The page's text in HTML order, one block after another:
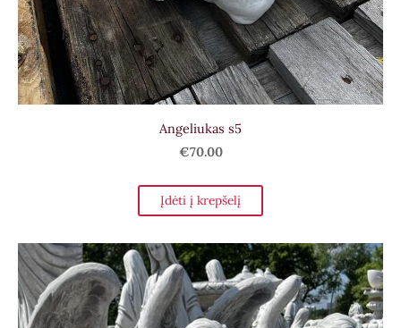
Angeliukas s5
€70.00
Įdėti į krepšelį